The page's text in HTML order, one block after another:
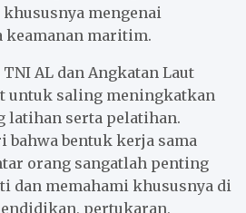
mengenai
keamanan maritim.
AL dan Angkatan Laut
untuk saling meningkatkan
latihan serta pelatihan.
bahwa bentuk kerja sama
orang sangatlah penting
dan memahami khususnya di
pertukaran,